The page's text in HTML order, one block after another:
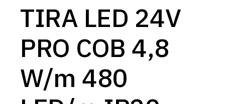
TIRA LED 24V
PRO COB 4,8
W/m 480